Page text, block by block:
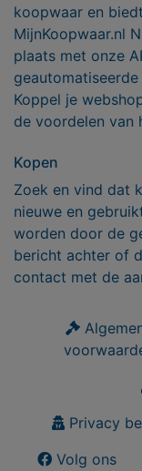
koopwaar en
MijnKoopwaar.nl
plaats met onze
Koppel je
de voordelen van
Kopen
Zoek en vind dat
nieuwe en
worden door de
bericht achter of
contact met de
Privacy
Volg ons